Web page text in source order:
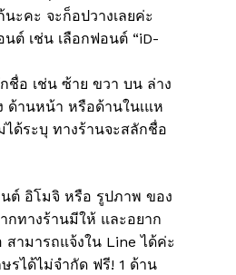
ะคะ จะก็อปวางเลยค่ะ
ต์ เช่น เลือกฟอนต์ “iD-
ชื่อ เช่น ซ้าย ขวา บน ล่าง
ด้านหน้า หรือด้านในเแห
ได้ระบุ ทางร้านจะสลักชื่อ
ต์ อิโมจิ หรือ รูปภาพ ของ
กทางร้านมีให้ และอยาก
ามารถแจ้งใน Line ได้ค่ะ
รได้ไม่จำกัด ฟรี! 1 ด้าน